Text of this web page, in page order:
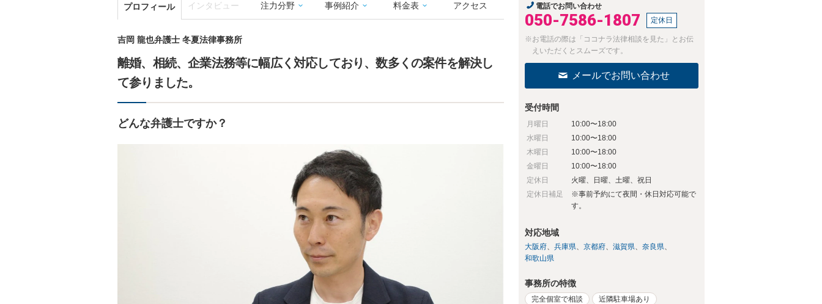
プロフィール インタビュー 注力分野 事例紹介 料金表 アクセス
吉岡 龍也弁護士 冬夏法律事務所
離婚、相続、企業法務等に幅広く対応しており、数多くの案件を解決し
て参りました。
どんな弁護士ですか？
電話でお問い合わせ
050-7586-1807 定休日
※お電話の際は「ココナラ法律相談を見た」とお伝
えいただくとスムーズです。
メールでお問い合わせ
受付時間
月曜日
10:00〜18:00
水曜日
10:00〜18:00
木曜日
10:00〜18:00
金曜日
10:00〜18:00
定休日
火曜、日曜、土曜、祝日
定休日補足
※事前予約にて夜間・休日対応可能で
す。
対応地域
大阪府 兵庫県 京都府 滋賀県
奈良県
和歌山県
事務所の特徴
完全個室で相談
近隣駐車場あり